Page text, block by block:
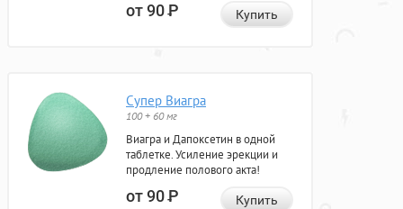
от 90Р Купить
Супер Виагра
100 + 60 мг
Виагра и Дапоксетин в одной
таблетке. Усиление эрекции и
продление полового акта!
от 90Р Купить